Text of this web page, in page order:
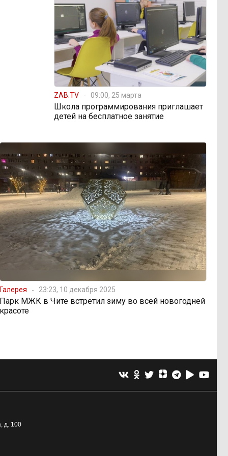
ZAB.TV 09:00, 25 марта
Школа программирования приглашает
детей на бесплатное занятие
Галерея 23:23, 10 декабря 2025
Парк МЖК в Чите встретил зиму во всей новогодней
красоте
д. 100